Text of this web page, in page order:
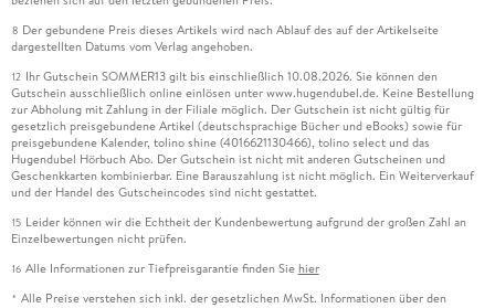
8 Der gebundene Preis dieses Artikels wird nach Ablauf des auf der Artikelseite
dargestellten Datums vom Verlag angehoben.
12 Ihr Gutschein SOMMER13 gilt bis einschließlich 10.08.2026. Sie können den
Gutschein ausschließlich online einlösen unter www.hugendubel.de. Keine Bestellung
zur Abholung mit Zahlung in der Filiale möglich. Der Gutschein ist nicht gültig für
gesetzlich preisgebundene Artikel (deutschsprachige Bücher und eBooks) sowie für
preisgebundene Kalender, tolino shine (4016621130466), tolino select und das
Hugendubel Hörbuch Abo. Der Gutschein ist nicht mit anderen Gutscheinen und
Geschenkkarten kombinierbar. Eine Barauszahlung ist nicht möglich. Ein Weiterverkauf
und der Handel des Gutscheincodes sind nicht gestattet.
15 Leider können wir die Echtheit der Kundenbewertung aufgrund der großen Zahl an
Einzelbewertungen nicht prüfen.
16 Alle Informationen zur Tiefpreisgarantie finden Sie hier
* Alle Preise verstehen sich inkl. der gesetzlichen MwSt. Informationen über den